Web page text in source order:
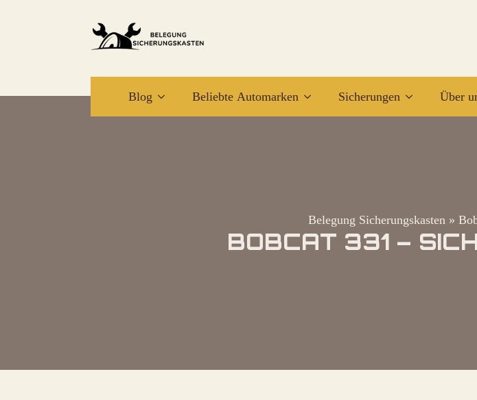
Blog Beliebte Automarken Sicherungen Über
Belegung Sicherungskasten »
BOBCAT 331 –